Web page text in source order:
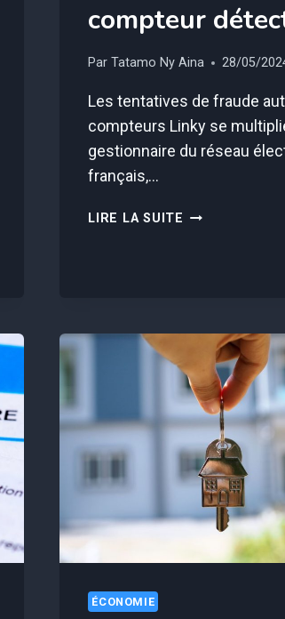
compteur
Par Tatamo Ny Aina 28/05/
Les tentatives de fraude
compteurs Linky se
gestionnaire du réseau
français,…
LIRE LA SUITE LINKY
LES
FRANÇAIS
ET
APPELLE
À
PRUDENCE
APRÈS
DES
FRAUDES
COMPTEUR
ÉCONOMIE